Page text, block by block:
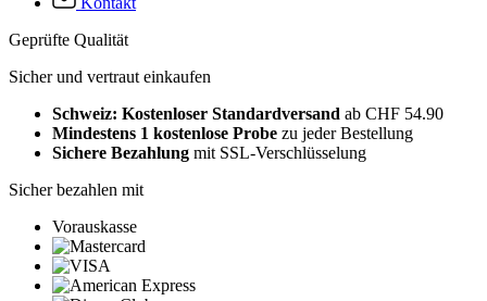
Geprüfte Qualität
Sicher und vertraut einkaufen
Schweiz: Kostenloser Standardversand ab CHF 54.90
Mindestens 1 kostenlose Probe zu jeder Bestellung
Sichere Bezahlung mit SSL-Verschlüsselung
Sicher bezahlen mit
Vorauskasse